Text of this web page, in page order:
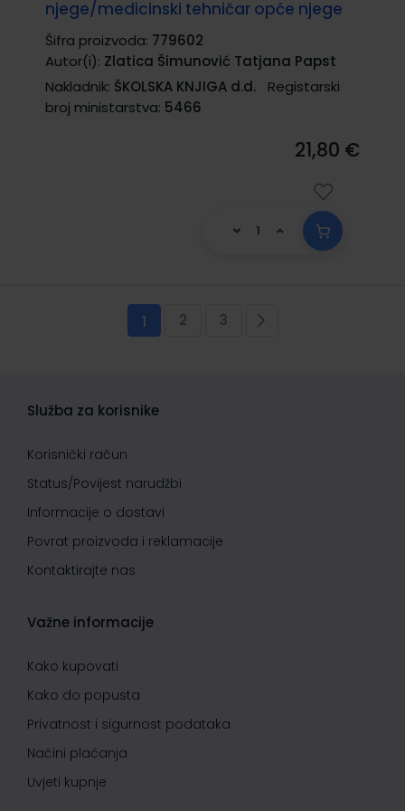
njege/medicinski tehničar opće njege
Šifra proizvoda: 779602
Autor(i): Zlatica Šimunović Tatjana Papst
Nakladnik: ŠKOLSKA KNJIGA d.d.
Registarski
broj ministarstva: 5466
21,80 €
Stranica
Trenutno pregledavate stranicu
1 Stranica
2 Stranica
3
Služba za korisnike
Korisnički račun
Status/Povijest narudžbi
Informacije o dostavi
Povrat proizvoda i reklamacije
Kontaktirajte nas
Važne informacije
Kako kupovati
Kako do popusta
Privatnost i sigurnost podataka
Načini plaćanja
Uvjeti kupnje